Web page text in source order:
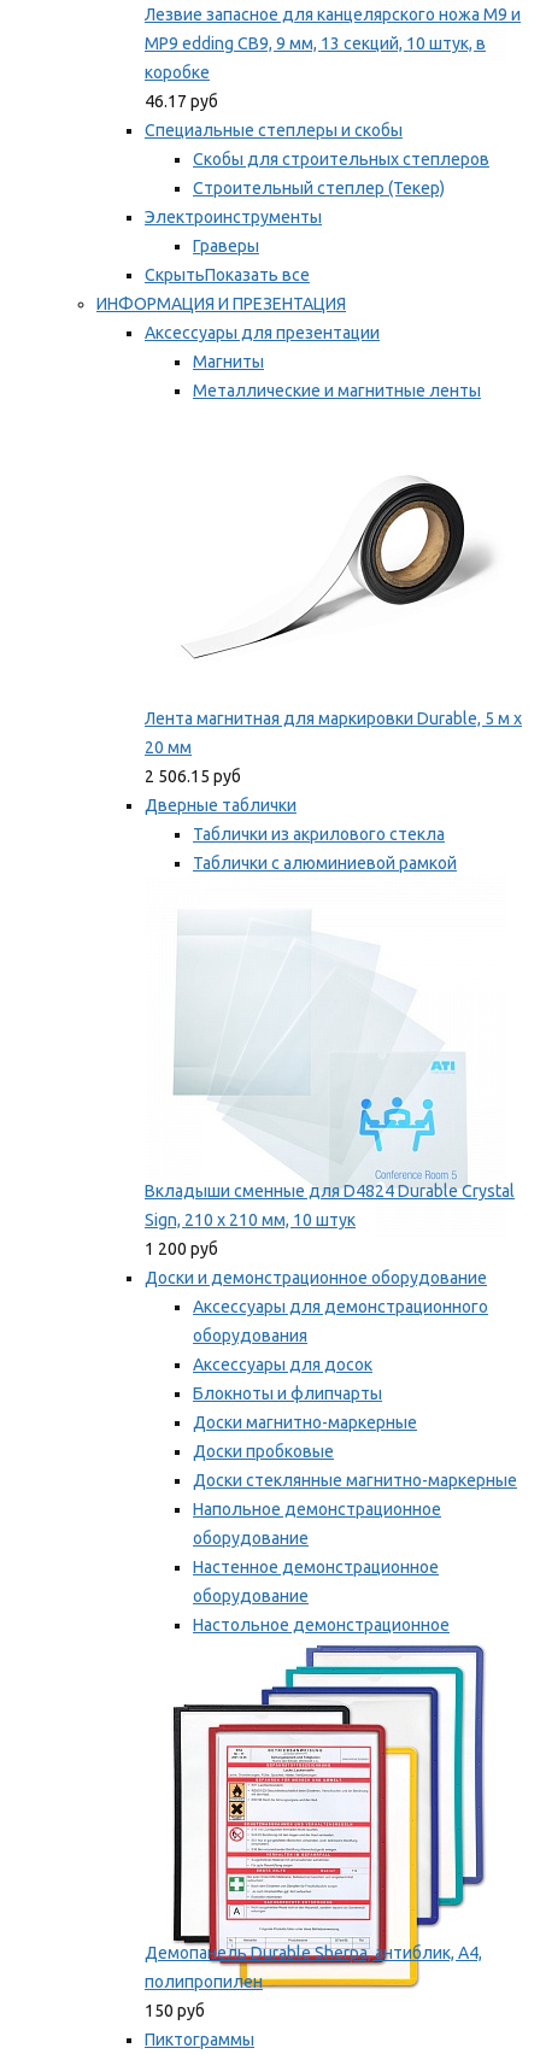
Лезвие запасное для канцелярского ножа M9 и
MP9 edding CB9, 9 мм, 13 секций, 10 штук, в
коробке
46.17 руб
Специальные степлеры и скобы
Скобы для строительных степлеров
Строительный степлер (Текер)
Электроинструменты
Граверы
СкрытьПоказать все
ИНФОРМАЦИЯ И ПРЕЗЕНТАЦИЯ
Аксессуары для презентации
Магниты
Металлические и магнитные ленты
Лента магнитная для маркировки Durable, 5 м х
20 мм
2 506.15 руб
Дверные таблички
Таблички из акрилового стекла
Таблички с алюминиевой рамкой
Вкладыши сменные для D4824 Durable Crystal
Sign, 210 x 210 мм, 10 штук
1 200 руб
Доски и демонстрационное оборудование
Аксессуары для демонстрационного
оборудования
Аксессуары для досок
Блокноты и флипчарты
Доски магнитно-маркерные
Доски пробковые
Доски стеклянные магнитно-маркерные
Напольное демонстрационное
оборудование
Настенное демонстрационное
оборудование
Настольное демонстрационное
оборудование
Мы рекомендуем
Демопанель Durable Sherpa, антиблик, А4,
полипропилен
150 руб
Пиктограммы